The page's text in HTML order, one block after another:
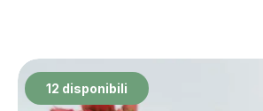
12 disponibili